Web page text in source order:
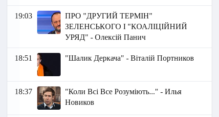
19:03
ПРО "ДРУГИЙ ТЕРМІН"
ЗЕЛЕНСЬКОГО І "КОАЛІЦІЙНИЙ
УРЯД" - Олексій Панич
18:51 "Шалик Деркача" - Віталій Портников
18:37
"Коли Всі Все Розуміють..." - Илья
Новиков